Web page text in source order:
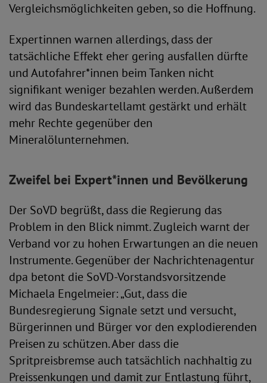
Vergleichsmöglichkeiten geben, so die Hoffnung.
Expertinnen warnen allerdings, dass der
tatsächliche Effekt eher gering ausfallen dürfte
und Autofahrer*innen beim Tanken nicht
signifikant weniger bezahlen werden. Außerdem
wird das Bundeskartellamt gestärkt und erhält
mehr Rechte gegenüber den
Mineralölunternehmen.
Zweifel bei Expert*innen und Bevölkerung
Der SoVD begrüßt, dass die Regierung das
Problem in den Blick nimmt. Zugleich warnt der
Verband vor zu hohen Erwartungen an die neuen
Instrumente. Gegenüber der Nachrichtenagentur
dpa betont die SoVD-Vorstandsvorsitzende
Michaela Engelmeier: „Gut, dass die
Bundesregierung Signale setzt und versucht,
Bürgerinnen und Bürger vor den explodierenden
Preisen zu schützen. Aber dass die
Spritpreisbremse auch tatsächlich nachhaltig zu
Preissenkungen und damit zur Entlastung führt,